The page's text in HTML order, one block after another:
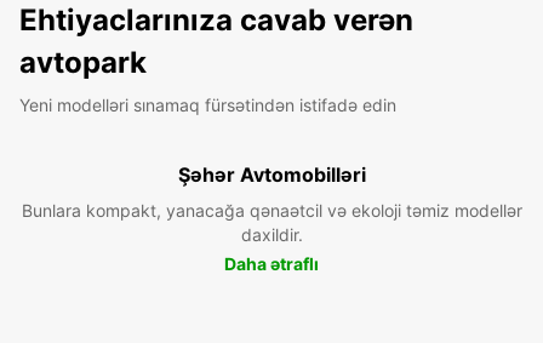
Ehtiyaclarınıza cavab verən
avtopark
Yeni modelləri sınamaq fürsətindən istifadə edin
Şəhər Avtomobilləri
Bunlara kompakt, yanacağa qənaətcil və ekoloji təmiz modellər
daxildir.
Daha ətraflı